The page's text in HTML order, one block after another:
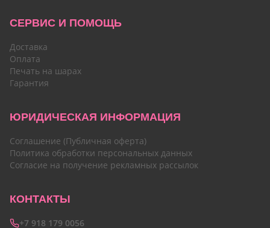
СЕРВИС И ПОМОЩЬ
Доставка
Оплата
Печать на шарах
Гарантия
ЮРИДИЧЕСКАЯ ИНФОРМАЦИЯ
Соглашение (Публичная оферта)
Политика обработки персональных данных
Согласие на получение рекламных рассылок
КОНТАКТЫ
+7 918 179 0056